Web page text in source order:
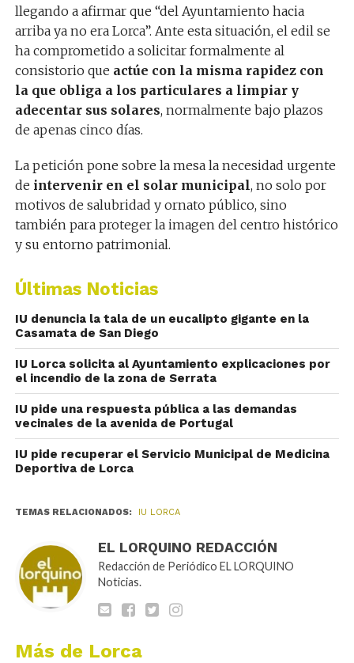
llegando a afirmar que “del Ayuntamiento hacia
arriba ya no era Lorca”. Ante esta situación, el edil se
ha comprometido a solicitar formalmente al
consistorio que actúe con la misma rapidez con
la que obliga a los particulares a limpiar y
adecentar sus solares, normalmente bajo plazos
de apenas cinco días.
La petición pone sobre la mesa la necesidad urgente
de intervenir en el solar municipal, no solo por
motivos de salubridad y ornato público, sino
también para proteger la imagen del centro histórico
y su entorno patrimonial.
Últimas Noticias
IU denuncia la tala de un eucalipto gigante en la
Casamata de San Diego
IU Lorca solicita al Ayuntamiento explicaciones por
el incendio de la zona de Serrata
IU pide una respuesta pública a las demandas
vecinales de la avenida de Portugal
IU pide recuperar el Servicio Municipal de Medicina
Deportiva de Lorca
TEMAS RELACIONADOS: IU LORCA
EL LORQUINO REDACCIÓN
Redacción de Periódico EL LORQUINO
Noticias.
Más de Lorca